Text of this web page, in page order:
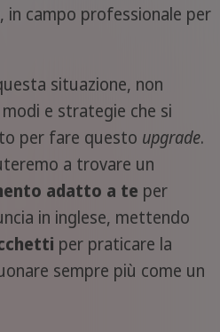
campo professionale per
situazione, non
e strategie che si
per fare questo upgrade.
a trovare un
adatto a te per
in inglese, mettendo
per praticare la
sempre più come un